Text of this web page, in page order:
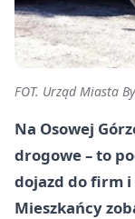
FOT. Urząd Miasta
Na Osowej
drogowe – to
dojazd do firm i
Mieszkańcy